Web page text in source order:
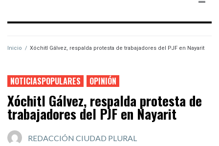
Inicio / Xóchitl Gálvez, respalda protesta de trabajadores del PJF en Nayarit
NOTICIASPOPULARES OPINIÓN
Xóchitl Gálvez, respalda protesta de
trabajadores del PJF en Nayarit
REDACCIÓN CIUDAD PLURAL